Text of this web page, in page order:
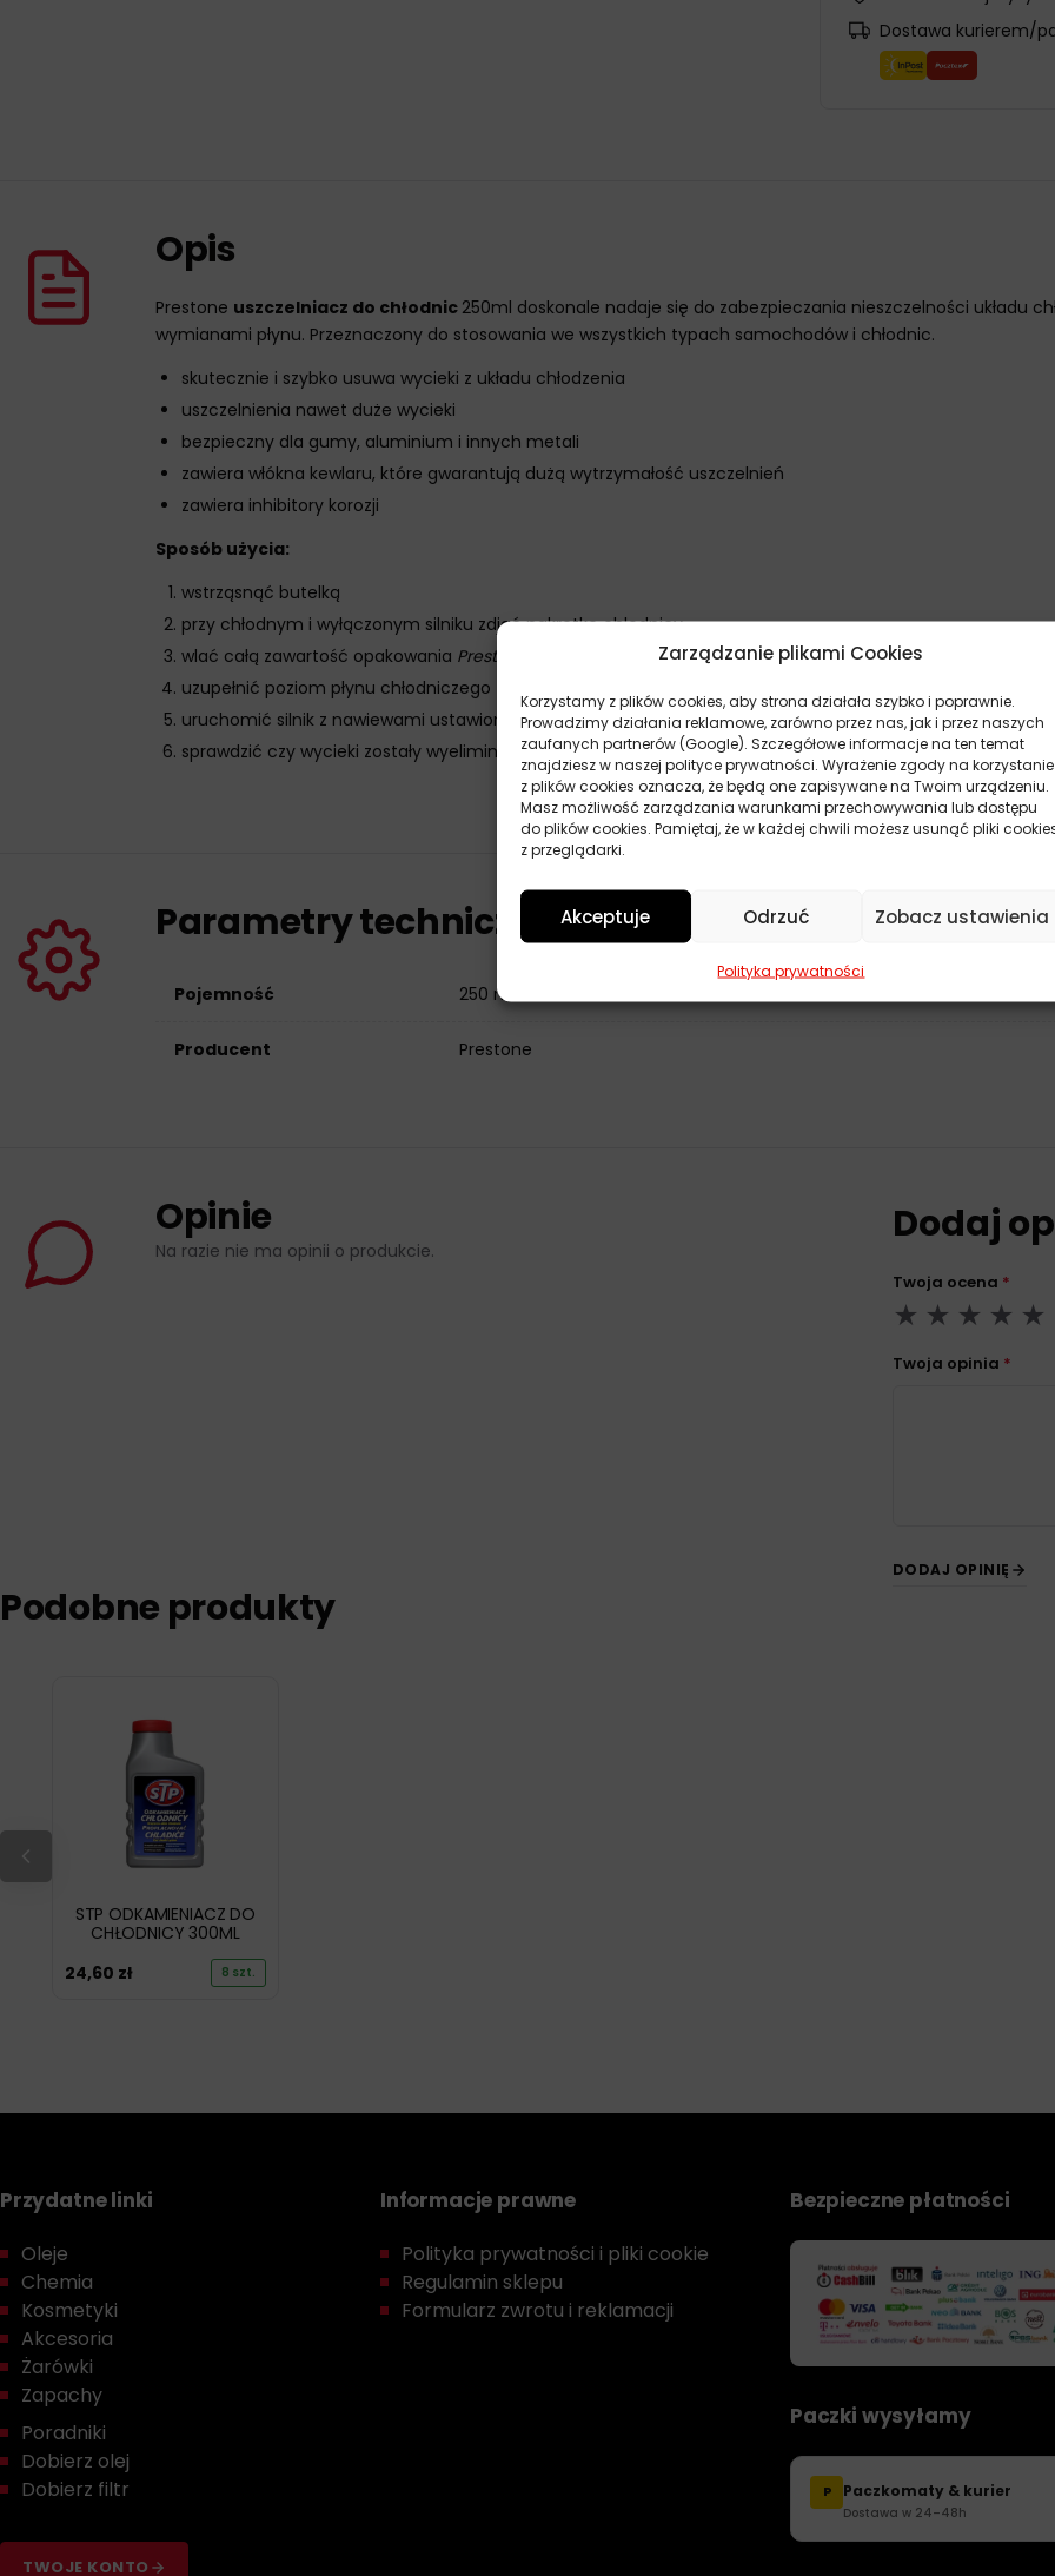
Zarządzanie plikami Cookies
Korzystamy z plików cookies, aby strona działała szybko i poprawnie.
Prowadzimy działania reklamowe, zarówno przez nas, jak i przez naszych
zaufanych partnerów (Google). Szczegółowe informacje na ten temat
znajdziesz w naszej polityce prywatności. Wyrażenie zgody na korzystanie
z plików cookies oznacza, że będą one zapisywane na Twoim urządzeniu.
Masz możliwość zarządzania warunkami przechowywania lub dostępu
do plików cookies. Pamiętaj, że w każdej chwili możesz usunąć pliki
z przeglądarki.
Akceptuje Odrzuć Zobacz ustawienia
Polityka prywatności
Dostawa kurierem/
Opis
Prestone uszczelniacz do chłodnic 250ml doskonale nadaje się do zabezpieczania nieszczelności układu
wymianami płynu. Przeznaczony do stosowania we wszystkich typach samochodów i chłodnic.
skutecznie i szybko usuwa wycieki z układu chłodzenia
uszczelnienia nawet duże wycieki
bezpieczny dla gumy, aluminium i innych metali
zawiera włókna kewlaru, które gwarantują dużą wytrzymałość uszczelnień
zawiera inhibitory korozji
Sposób użycia:
wstrząsnąć butelką
przy chłodnym i wyłączonym silniku zdjąć nakrętkę chłodnicy
wlać całą zawartość opakowania Prestone uszczelniacz do chłodnic 250mldo układu chłodzenia
uzupełnić poziom płynu chłodniczego
uruchomić silnik z nawiewami ustawionymi na wysoką temperaturę a po osiągnięciu maksymalnej
sprawdzić czy wycieki zostały wyeliminowane, jeżeli nie to należy dokonać naprawy układu chłodzenia
Parametry techniczne
Pojemność 250 ml
Producent Prestone
Opinie
Na razie nie ma opinii o produkcie.
Dodaj
Twoja ocena *
Twoja opinia *
DODAJ OPINIĘ
Podobne produkty
STP ODKAMIENIACZ DO
CHŁODNICY 300ML
24,60 zł 8 szt.
Przydatne linki
Oleje
Chemia
Kosmetyki
Akcesoria
Żarówki
Zapachy
Poradniki
Dobierz olej
Dobierz filtr
TWOJE KONTO
Informacje prawne
Polityka prywatności i pliki cookie
Regulamin sklepu
Formularz zwrotu i reklamacji
Bezpieczne płatności
Paczki wysyłamy
P Paczkomaty & kurier
Dostawa w 24–48h